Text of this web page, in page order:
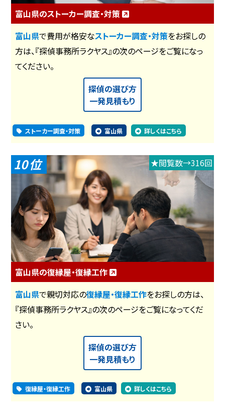
富山県のストーカー調査・対策
富山県で費用が格安なストーカー調査・対策をお探しの
方は、『探偵事務所ラクヤス』の次のページをご覧になっ
てください。
探偵の選び方
一発見積もり
ストーカー調査・対策 富山県 詳しくはこちら
10 ★閲覧数→316回
富山県の復縁屋・復縁工作
富山県で親切対応の復縁屋・復縁工作をお探しの方は、
『探偵事務所ラクヤス』の次のページをご覧になってくだ
さい。
探偵の選び方
一発見積もり
復縁屋・復縁工作 富山県 詳しくはこちら